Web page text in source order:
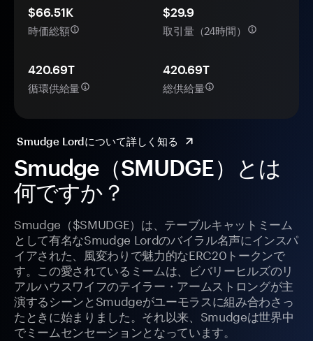
Smudge（SMUDGE）とは
何ですか？
Smudge（$SMUDGE）は、テーブルキャットミーム
として有名なSmudge Lordのバイラル名声にインスパ
イアされた、風変わりで魅力的なERC20トークンで
す。この愛されているミームは、ビバリーヒルズのリ
アルハウスワイフのテイラー・アームストロングが主
演するシーンとSmudgeがユーモラスに組み合わさっ
たときに始まりました。それ以来、Smudgeは世界中
でミームセンセーションとなっています。
$66.51K
時価総額
$29.9
取引量（24時間）
420.69T
循環供給量
420.69T
総供給量
Smudge Lordについて詳しく知る